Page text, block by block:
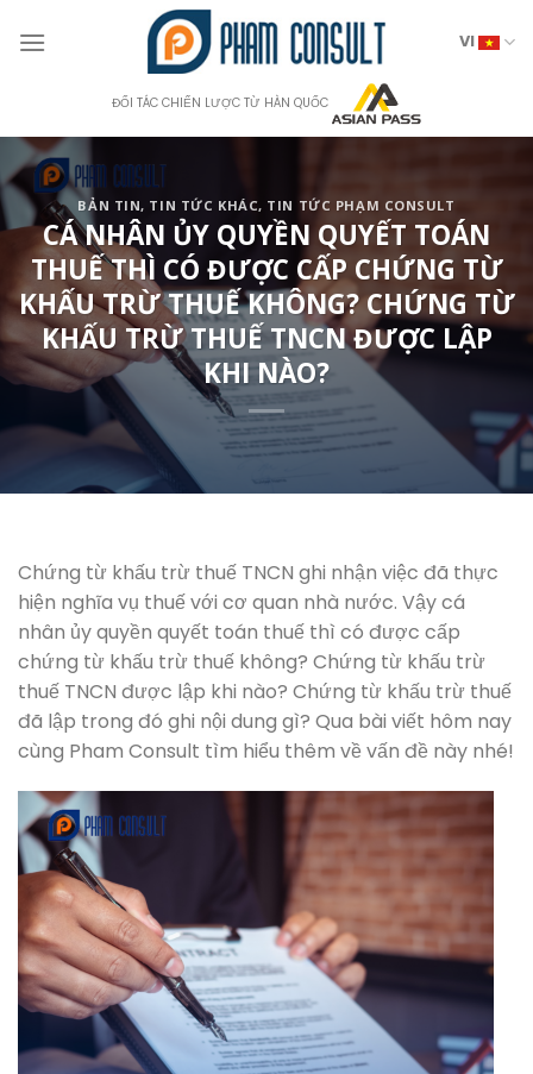
VI
ĐỐI TÁC CHIẾN LƯỢC TỪ HÀN QUỐC
BẢN TIN, TIN TỨC KHÁC, TIN TỨC PHẠM CONSULT
CÁ NHÂN ỦY QUYỀN QUYẾT TOÁN
THUẾ THÌ CÓ ĐƯỢC CẤP CHỨNG TỪ
KHẤU TRỪ THUẾ KHÔNG? CHỨNG TỪ
KHẤU TRỪ THUẾ TNCN ĐƯỢC LẬP
KHI NÀO?
Chứng từ khấu trừ thuế TNCN ghi nhận việc đã thực
hiện nghĩa vụ thuế với cơ quan nhà nước. Vậy cá
nhân ủy quyền quyết toán thuế thì có được cấp
chứng từ khấu trừ thuế không? Chứng từ khấu trừ
thuế TNCN được lập khi nào? Chứng từ khấu trừ thuế
đã lập trong đó ghi nội dung gì? Qua bài viết hôm nay
cùng Pham Consult tìm hiểu thêm về vấn đề này nhé!